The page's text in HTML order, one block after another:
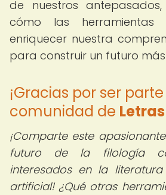
de nuestros
cómo las
enriquecer nuestra
para construir un futuro
¡Gracias por ser
comunidad de
¡Comparte este
futuro de la filología
interesados en la
artificial! ¿Qué otras